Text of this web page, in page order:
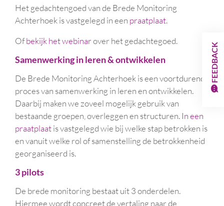
Het gedachtengoed van de Brede Monitoring
Achterhoek is vastgelegd in een praatplaat.
Ofbekijk het webinarover het gedachtegoed.
Samenwerking in leren & ontwikkelen
De Brede Monitoring Achterhoek is een voortdurend
proces van samenwerking in leren en ontwikkelen.
Daarbij maken we zoveel mogelijk gebruik van
bestaande groepen, overleggen en structuren. In een
praatplaatis vastgelegd wie bij welke stap betrokken is
en vanuit welke rol of samenstelling de betrokkenheid
georganiseerd is.
3 pilots
De brede monitoring bestaat uit 3 onderdelen.
Hiermee wordt concreet de vertaling naar de
FEEDBACK